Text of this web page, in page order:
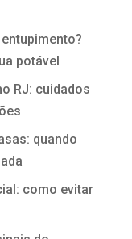
potável
RJ: cuidados
quando
como evitar